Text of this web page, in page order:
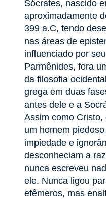
Sócrates, nascido
aproximadamente
399 a.C, tendo
nas áreas de
influenciado por
Parmênides, fora
da filosofia
grega em duas
antes dele e a
Assim como
um homem
impiedade e
desconheciam a
nunca escreveu
ele. Nunca ligou
efêmeros, mas